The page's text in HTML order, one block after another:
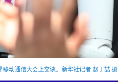
动通信大会上交谈。新华社记者 赵丁喆 摄